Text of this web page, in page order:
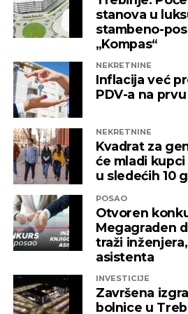
nadležne institucije da što
adekvatno rješenje kako ni
domaća kompanija u
izložena nezabilježenoj
saopšteno je iz “Invictusa”.
Kažu i da su sada izloženi
kakve veze sa normalnim
poštovanjem zakonskih normi,
institucije kao savjesnog
stanju zaštiti, zbog čega
pronaći adekvatniji odgovor
ozbiljnije rezove u samoj
Podsjetimo, 18. juna ove
uvela je sankcije nizu
podrške predsjedniku
stanova u
stambeno-
„Kompas“
NEKRETNINE
Inflacija već
PDV-a na
NEKRETNINE
Kvadrat za
će mladi
u sledećih 10
POSAO
Otvoren
Megagraden
traži
asistenta
INVESTICIJE
Završena
bolnice u